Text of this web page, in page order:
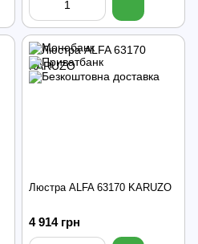
Люстра ALFA 63170 KARUZO
4 914 грн